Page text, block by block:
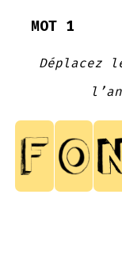
MOT 1
Déplacez